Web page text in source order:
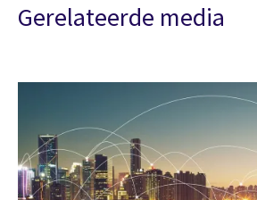
Gerelateerde media